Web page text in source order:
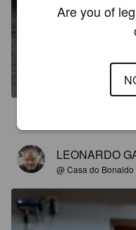
LEONARDO
@ Casa do Bonaldo
Are you of